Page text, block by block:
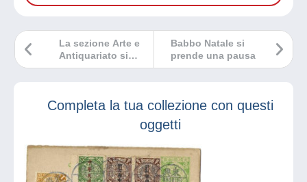
Babbo Natale si
prende una pausa
La sezione Arte e
Antiquariato si
rinnova su
Completa la tua collezione con questi
oggetti